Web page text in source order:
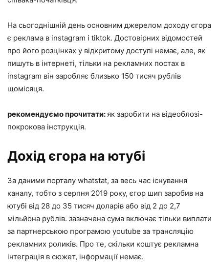
На сьогоднішній день основним джерелом доходу єгора
є реклама в instagram і tiktok. Достовірних відомостей
про його розцінках у відкритому доступі немає, але, як
пишуть в інтернеті, тільки на рекламних постах в
instagram він заробляє близько 150 тисяч рублів
щомісяця.
рекомендуємо прочитати:як заробити на відеоблозі-
покрокова інструкція.
Дохід єгора на ютубі
За даними порталу whatstat, за весь час існування
каналу, тобто з серпня 2019 року, єгор шип заробив на
ютубі від 28 до 35 тисяч доларів або від 2 до 2,7
мільйона рублів. зазначена сума включає тільки виплати
за партнерською програмою youtube за трансляцію
рекламних роликів. Про те, скільки коштує рекламна
інтеграція в сюжет, інформації немає.